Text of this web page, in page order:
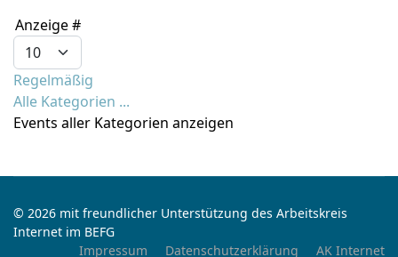
Limite der Paginierungsliste
Anzeige #
Regelmäßig
Alle Kategorien ...
Events aller Kategorien anzeigen
© 2026 mit freundlicher Unterstützung des Arbeitskreis
Internet im BEFG
Impressum
Datenschutzerklärung AK Internet